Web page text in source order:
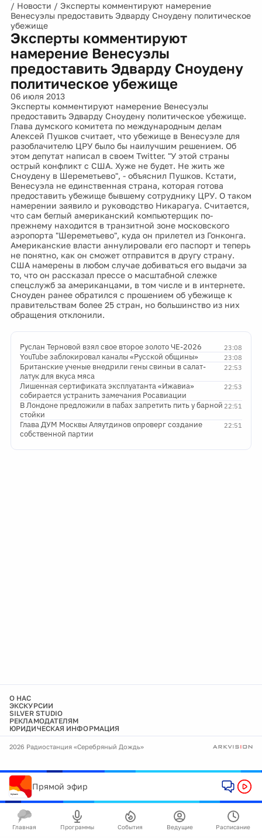
/ Новости / Эксперты комментируют намерение
Венесуэлы предоставить Эдварду Сноудену политическое
убежище
Эксперты комментируют
намерение Венесуэлы
предоставить Эдварду Сноудену
политическое убежище
06 июля 2013
Эксперты комментируют намерение Венесуэлы
предоставить Эдварду Сноудену политическое убежище.
Глава думского комитета по международным делам
Алексей Пушков считает, что убежище в Венесуэле для
разоблачителю ЦРУ было бы наилучшим решением. Об
этом депутат написал в своем Twitter. "У этой страны
острый конфликт с США. Хуже не будет. Не жить же
Сноудену в Шереметьево", - объяснил Пушков. Кстати,
Венесуэла не единственная страна, которая готова
предоставить убежище бывшему сотруднику ЦРУ. О таком
намерении заявило и руководство Никарагуа. Считается,
что сам беглый американский компьютерщик по-
прежнему находится в транзитной зоне московского
аэропорта "Шереметьево", куда он прилетел из Гонконга.
Американские власти аннулировали его паспорт и теперь
не понятно, как он сможет отправится в другу страну.
США намерены в любом случае добиваться его выдачи за
то, что он рассказал прессе о масштабной слежке
спецслужб за американцами, в том числе и в интернете.
Сноуден ранее обратился с прошением об убежище к
правительствам более 25 стран, но большинство из них
обращения отклонили.
23:08
Руслан Терновой взял свое второе золото ЧЕ-2026
23:08
YouTube заблокировал каналы «Русской общины»
22:53
Британские ученые внедрили гены свиньи в салат-
латук для вкуса мяса
22:53
Лишенная сертификата эксплуатанта «Ижавиа»
собирается устранить замечания Росавиации
22:51
В Лондоне предложили в пабах запретить пить у барной
стойки
22:51
Глава ДУМ Москвы Аляутдинов опроверг создание
собственной партии
О НАС
ЭКСКУРСИИ
SILVER STUDIO
РЕКЛАМОДАТЕЛЯМ
ЮРИДИЧЕСКАЯ ИНФОРМАЦИЯ
2026 Радиостанция «Серебряный Дождь»
Прямой эфир
Главная Программы События Ведущие Расписание